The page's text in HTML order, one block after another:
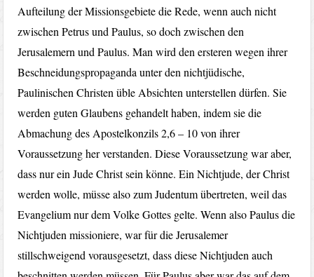
Aufteilung der Missionsgebiete die Rede, wenn auch nicht
zwischen Petrus und Paulus, so doch zwischen den
Jerusalemern und Paulus. Man wird den ersteren wegen ihrer
Beschneidungspropaganda unter den nichtjüdische,
Paulinischen Christen üble Absichten unterstellen dürfen. Sie
werden guten Glaubens gehandelt haben, indem sie die
Abmachung des Apostelkonzils 2,6 – 10 von ihrer
Voraussetzung her verstanden. Diese Voraussetzung war aber,
dass nur ein Jude Christ sein könne. Ein Nichtjude, der Christ
werden wolle, müsse also zum Judentum übertreten, weil das
Evangelium nur dem Volke Gottes gelte. Wenn also Paulus die
Nichtjuden missioniere, war für die Jerusalemer
stillschweigend vorausgesetzt, dass diese Nichtjuden auch